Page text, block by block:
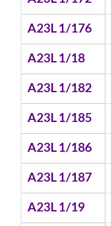
A23L 1/176
A23L 1/18
A23L 1/182
A23L 1/185
A23L 1/186
A23L 1/187
A23L 1/19